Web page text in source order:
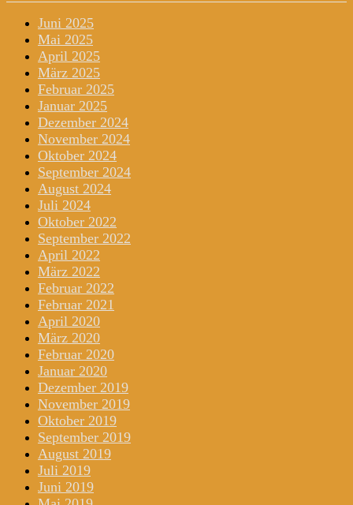
Juni 2025
Mai 2025
April 2025
März 2025
Februar 2025
Januar 2025
Dezember 2024
November 2024
Oktober 2024
September 2024
August 2024
Juli 2024
Oktober 2022
September 2022
April 2022
März 2022
Februar 2022
Februar 2021
April 2020
März 2020
Februar 2020
Januar 2020
Dezember 2019
November 2019
Oktober 2019
September 2019
August 2019
Juli 2019
Juni 2019